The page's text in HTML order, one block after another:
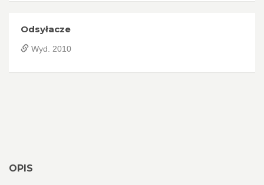
Odsyłacze
Wyd. 2010
OPIS